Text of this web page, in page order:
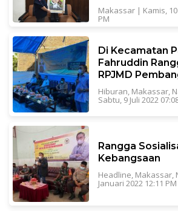
Makassar| Kamis,
PM
Di Kecamatan
Fahruddin
RPJMD
Hiburan, Makassar,
Sabtu, 9 Juli 2022
Rangga
Kebangsaan
Headline, Makassar,
Januari 2022 12:11 PM